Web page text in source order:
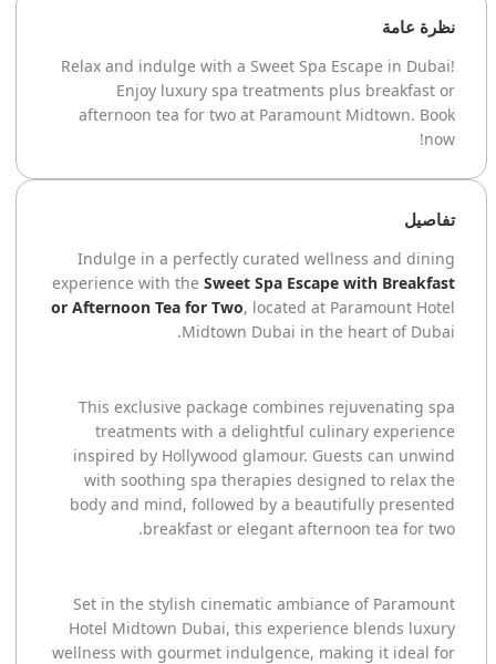
نظرة عامة
Relax and indulge with a Sweet Spa Escape in Dubai!
Enjoy luxury spa treatments plus breakfast or
afternoon tea for two at Paramount Midtown. Book
now!
تفاصيل
Indulge in a perfectly curated wellness and dining
experience with the Sweet Spa Escape with Breakfast
or Afternoon Tea for Two, located at Paramount Hotel
Midtown Dubai in the heart of Dubai.
This exclusive package combines rejuvenating spa
treatments with a delightful culinary experience
inspired by Hollywood glamour. Guests can unwind
with soothing spa therapies designed to relax the
body and mind, followed by a beautifully presented
breakfast or elegant afternoon tea for two.
Set in the stylish cinematic ambiance of Paramount
Hotel Midtown Dubai, this experience blends luxury
wellness with gourmet indulgence, making it ideal for